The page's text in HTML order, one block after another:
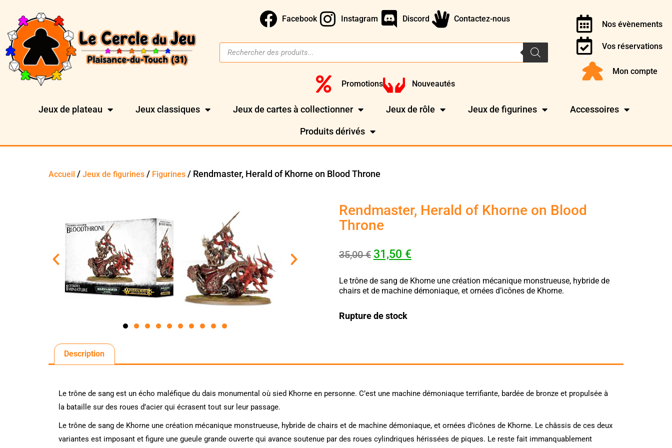
Facebook Instagram Discord Contactez-nous
Promotions Nouveautés
Nos évènements
Vos réservations
Mon compte
Jeux de plateau Jeux classiques Jeux de cartes à collectionner Jeux de rôle Jeux de figurines Accessoires
Produits dérivés
Accueil /Jeux de figurines / Figurines / Rendmaster, Herald of Khorne on Blood Throne
Rendmaster, Herald of Khorne on Blood
Throne
35,00€ 31,50 €
Le trône de sang de Khorne une création mécanique monstrueuse, hybride de
chairs et de machine démoniaque, et ornées d’icônes de Khorne.
Rupture de stock
Description
Le trône de sang est un écho maléfique du dais monumental où sied Khorne en personne. C’est une machine démoniaque terrifiante, bardée de bronze et propulsée à
la bataille sur des roues d’acier qui écrasent tout sur leur passage.
Le trône de sang de Khorne une création mécanique monstrueuse, hybride de chairs et de machine démoniaque, et ornées d’icônes de Khorne. Le châssis de ces deux
variantes est imposant et figure une gueule grande ouverte qui avance soutenue par des roues cylindriques hérissées de piques. Le reste fait immanquablement